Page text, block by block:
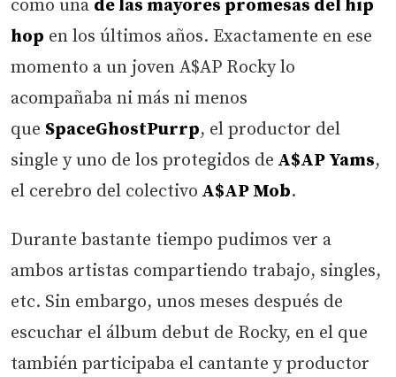
como una de las mayores promesas del hip
hop en los últimos años. Exactamente en ese
momento a un joven A$AP Rocky lo
acompañaba ni más ni menos
que SpaceGhostPurrp, el productor del
single y uno de los protegidos de A$AP Yams,
el cerebro del colectivo A$AP Mob.
Durante bastante tiempo pudimos ver a
ambos artistas compartiendo trabajo, singles,
etc. Sin embargo, unos meses después de
escuchar el álbum debut de Rocky, en el que
también participaba el cantante y productor